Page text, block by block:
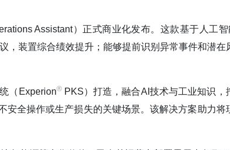
Assistant）正式商业化发布。这款基于人工
，装置综合绩效提升；能够提前识别异常事件和潜在
（Experion®️PKS）打造，融合AI技术与工业知识，
全操作或生产损失的关键场景。该解决方案助力将